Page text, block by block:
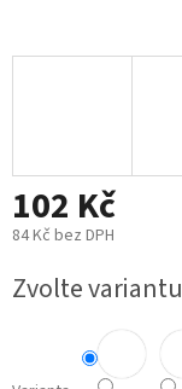
102 Kč
84 Kč bez DPH
cena:
Zvolte variantu